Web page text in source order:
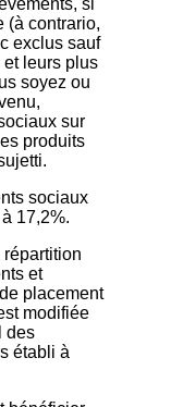
si
(à contrario,
exclus sauf
leurs plus
soyez ou
sur
produits
sociaux
17,2%.
et
placement
modifiée
des
établi à